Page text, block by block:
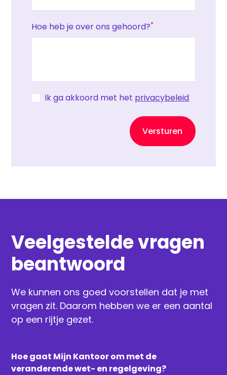
Hoe heb je over ons gehoord?*
Ik ga akkoord met het privacybeleid
Veelgestelde vragen
beantwoord
We kunnen ons goed voorstellen dat je met
vragen zit. Daarom hebben we er een aantal
op een rijtje gezet.
Hoe gaat Mijn Kantoor om met de
veranderende wet- en regelgeving?